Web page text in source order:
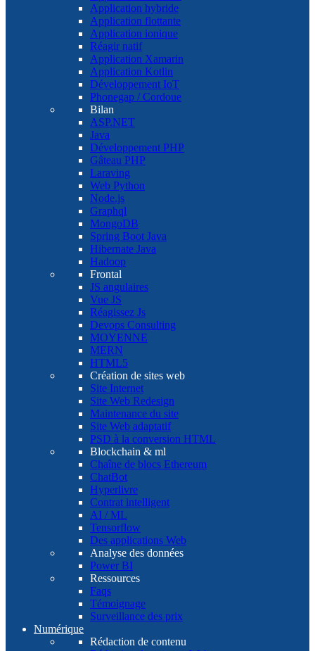
Application hybride
Application flottante
Application ionique
Réagir natif
Application Xamarin
Application Kotlin
Développement IoT
Phonegap / Cordoue
Bilan
ASP.NET
Java
Développement PHP
Gâteau PHP
Laraving
Web Python
Node.js
Graphql
MongoDB
Spring Boot Java
Hibernate Java
Hadoop
Frontal
JS angulaires
Vue JS
Réagissez Js
Devops Consulting
MOYENNE
MERN
HTML5
Création de sites web
Site Internet
Site Web Redesign
Maintenance du site
Site Web adaptatif
PSD à la conversion HTML
Blockchain & ml
Chaîne de blocs Ethereum
ChatBot
Hyperlivre
Contrat intelligent
AI / ML
Tensorflow
Des applications Web
Analyse des données
Power BI
Ressources
Faqs
Témoignage
Surveillance des prix
Numérique
Rédaction de contenu